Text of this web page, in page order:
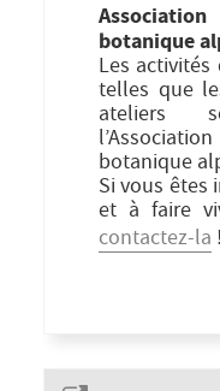
botanique
Les
telles que
ateliers
botanique
Si vous êtes
et à faire
contactez-la !